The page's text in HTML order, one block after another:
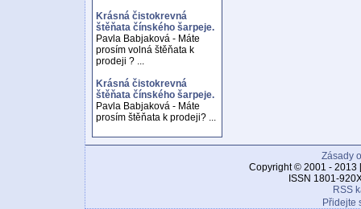
Krásná čistokrevná
štěňata čínského šarpeje.
Pavla Babjaková - Máte
prosím volná štěňata k
prodeji ? ...
Krásná čistokrevná
štěňata čínského šarpeje.
Pavla Babjaková - Máte
prosím štěňata k prodeji? ...
Zásady
Copyright © 2001 - 2013
ISSN 1801-
RSS
Přidejte